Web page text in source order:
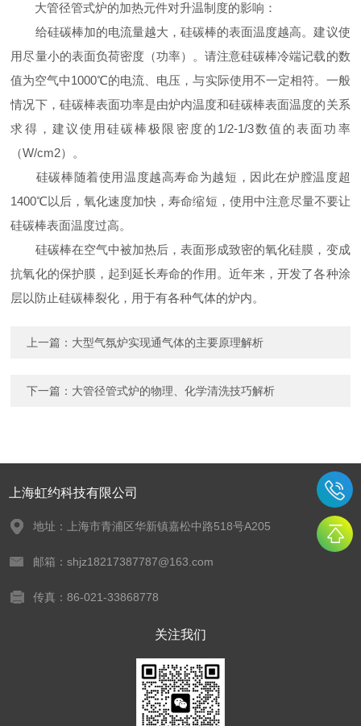
大管径管式炉的加热元件对升温制度的影响：
给硅碳棒加的电流量越大，硅碳棒的表面温度越高。建议使
用尽量小的表面负荷密度（功率）。请注意硅碳棒冷端记载的数
值为空气中1000℃的电流、电压，与实际使用不一定相符。一般
情况下，硅碳棒表面功率是由炉内温度和硅碳棒表面温度的关系
求得，建议使用硅碳棒极限密度的1/2-1/3数值的表面功率
（W/cm2）。
硅碳棒随着使用温度越高寿命为越短，因此在炉膛温度超
1400℃以后，氧化速度加快，寿命缩短，使用中注意尽量不要让
硅碳棒表面温度过高。
硅碳棒在空气中被加热后，表面形成致密的氧化硅膜，变成
抗氧化的保护膜，起到延长寿命的作用。近年来，开发了各种涂
层以防止硅碳棒裂化，用于有各种气体的炉内。
上一篇： 大型气氛炉实现通气体的主要原理解析
下一篇： 大管径管式炉的物理、化学清洗技巧解析
上海虹约科技有限公司
地址：上海市青浦区华新镇嘉松中路518号A205
邮箱：shjz18217387787@163.com
传真：86-021-33868778
关注我们